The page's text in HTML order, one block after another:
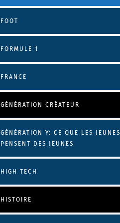
FOOT
FORMULE 1
FRANCE
GÉNÉRATION CRÉATEUR
GÉNÉRATION Y: CE QUE LES JEUNES
PENSENT DES JEUNES
HIGH TECH
HISTOIRE